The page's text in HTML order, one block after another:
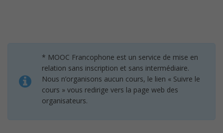
* MOOC Francophone est un service de mise en
relation sans inscription et sans intermédiaire.
Nous n’organisons aucun cours, le lien « Suivre le
cours » vous redirige vers la page web des
organisateurs.